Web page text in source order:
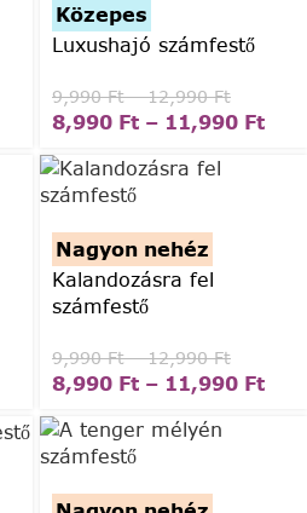
Közepes
Luxushajó számfestő
9,990Ft – 12,990Ft
8,990 Ft – 11,990 Ft
Nagyon nehéz
Kalandozásra fel
számfestő
9,990Ft – 12,990Ft
8,990 Ft – 11,990 Ft